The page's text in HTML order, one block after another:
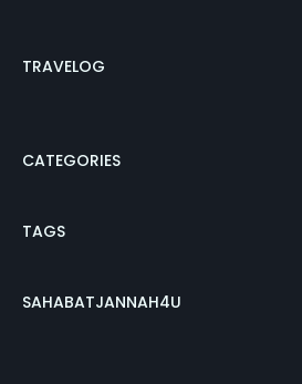
TRAVELOG
CATEGORIES
TAGS
SAHABATJANNAH4U